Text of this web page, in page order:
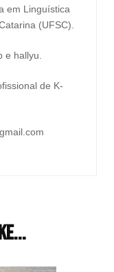
em Linguística
(UFSC).
e hallyu.
de K-